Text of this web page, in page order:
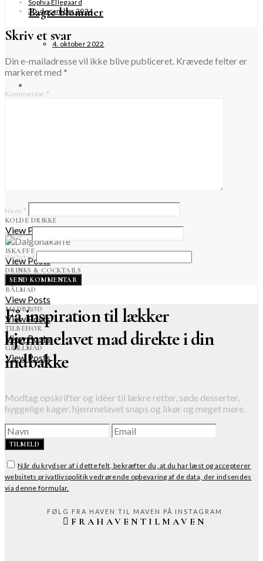
Bagte blommer
4. oktober 2022
KOLDE DRIKKE
View Posts
ISKAFFE
View Posts
DRINKS & COCKTAILS
View Posts
BÅLMAD
View Posts
MADBRØD
View Posts
TILBEHØR
View Posts
GRILLMAD
View Posts
Sophia Ellegaard
30. december 2024
Skriv et svar
Din e-mailadresse vil ikke blive publiceret. Krævede felter er
markeret med *
Kommentar *
Navn *
E-mail*
Websted
Få inspiration til lækker
hjemmelavet mad direkte i din
indbakke
Modtag opskrifter og idéer til lækre retter, søde desserter,
hyggelige kager, hjemmelavet snaps og likør og meget mere.
TILMELD
Når du krydser af i dette felt, bekræfter du, at du har læst og accepterer
websitets privatlivspolitik vedrørende opbevaring af de data, der indsendes
via denne formular.
FRAHAVENTILMAVEN
FØLG FRA HAVEN TIL MAVEN PÅ INSTAGRAM